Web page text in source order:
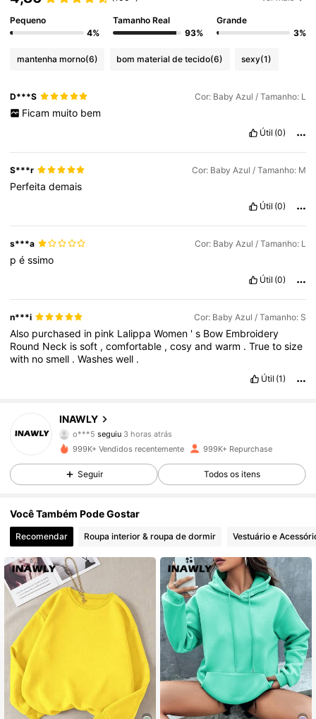
Pequeno
4%
Tamanho Real
93%
Grande
3%
mantenha morno(6) bom material de tecido(6) sexy(1)
D***S Cor: Baby Azul / Tamanho: L
Ficam muito bem
Útil (0)
S***r Cor: Baby Azul / Tamanho: M
Perfeitademais
Útil (0)
s***a Cor: Baby Azul / Tamanho: L
péssimo
Útil (0)
n***i Cor: Baby Azul / Tamanho: S
Also purchased in pink LalippaWomen 's Bow Embroidery
Round Neck issoft ,comfortable ,cosyandwarm .Truetosize
with nosmell .Washeswell .
Útil (1)
INAWLY
o***5seguiu
l***lestá a navegar
4,82
1.1M Seguidores
4,82 1.1M Seguidores
4,82 1.1M Seguidores
1.1M Seguidores
1.1M Seguidores
999K+ Vendidos recentemente 999K+ Repurchase
Seguir Todos os itens
Você Também Pode Gostar
Recomendar Roupa interior & roupa de dormir Vestuário e